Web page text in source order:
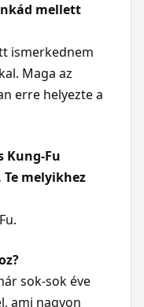
mellett
ismerkednem
Maga az
erre helyezte a
Kung-Fu
melyikhez
sok-sok éve
ami nagyon